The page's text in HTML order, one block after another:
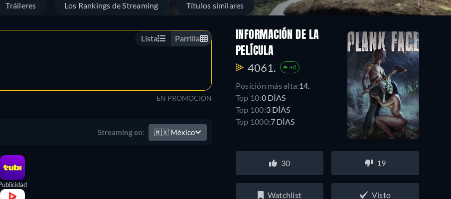
Tráileres Los Rankings de Streaming Títulos similares
Lista Parrilla
EN PROMOCIÓN
Streaming en: 🇲🇽 México
INFORMACIÓN DE LA
PELÍCULA
4061. +8
Posición más alta:14.
Top 10:0 DÍAS
Top 100:3 DÍAS
Top 1000:7 DÍAS
30 19
Watchlist Visto